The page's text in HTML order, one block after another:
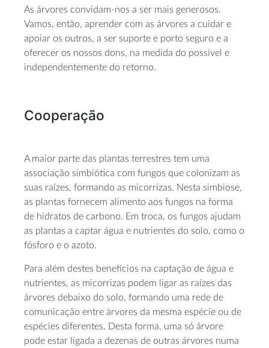
As árvores convidam-nos a ser mais generosos.
Vamos, então, aprender com as árvores a cuidar e
apoiar os outros, a ser suporte e porto seguro e a
oferecer os nossos dons, na medida do possível e
independentemente do retorno.
Cooperação
A maior parte das plantas terrestres tem uma
associação simbiótica com fungos que colonizam as
suas raízes, formando as micorrizas. Nesta simbiose,
as plantas fornecem alimento aos fungos na forma
de hidratos de carbono. Em troca, os fungos ajudam
as plantas a captar água e nutrientes do solo, como o
fósforo e o azoto.
Para além destes benefícios na captação de água e
nutrientes, as micorrizas podem ligar as raízes das
árvores debaixo do solo, formando uma rede de
comunicação entre árvores da mesma espécie ou de
espécies diferentes. Desta forma, uma só árvore
pode estar ligada a dezenas de outras árvores numa